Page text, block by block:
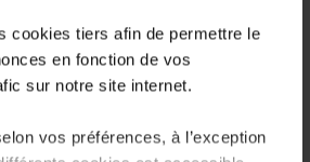
cookies tiers afin de permettre le
en fonction de vos
sur notre site internet.
vos préférences, à l’exception
et des compétences clés,